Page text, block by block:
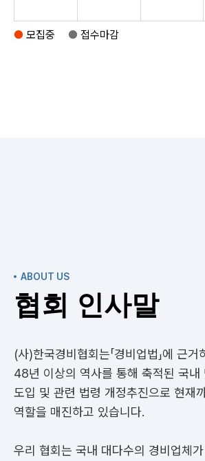
● 모집중 ● 접수마감
ABOUT US
협회 인사말
(사)한국경비협회는「경비업법」에 근
48년 이상의 역사를 통해 축적된 국내
도입 및 관련 법령 개정추진으로 현재
역할을 매진하고 있습니다.
우리 협회는 국내 대다수의 경비업체